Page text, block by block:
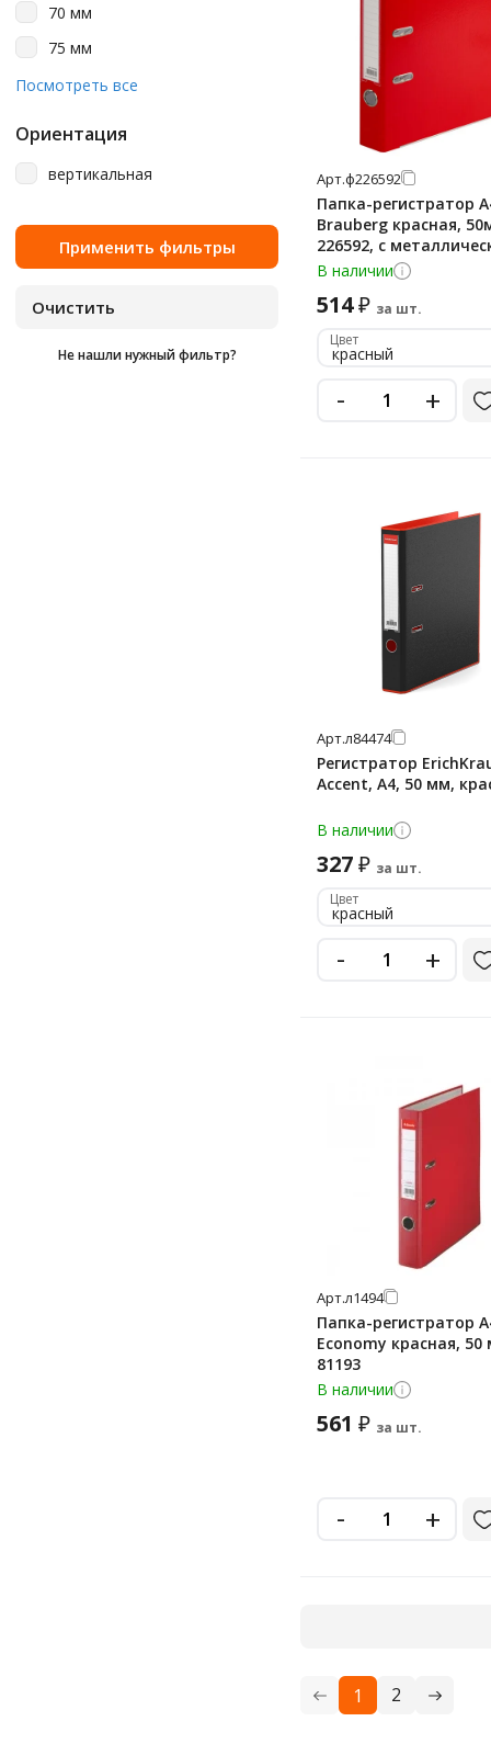
сиреневый
тёмно-зелёный
фиолетовый
черный матовый
шотландка
70 мм
75 мм
80 мм
Посмотреть все
Ориентация
вертикальная
Не нашли нужный фильтр?
Арт.ф226592
Папка-регистратор
Brauberg красная,
226592, с
уголком
В наличии
514₽ за шт.
Цвет
красный
- +
Арт.л84474
Регистратор
Accent, А4, 50 мм,
В наличии
327₽ за шт.
Цвет
красный
- +
Арт.л1494
Папка-регистратор
Economy красная, 50
81193
В наличии
561 ₽ за шт.
- +
1 2